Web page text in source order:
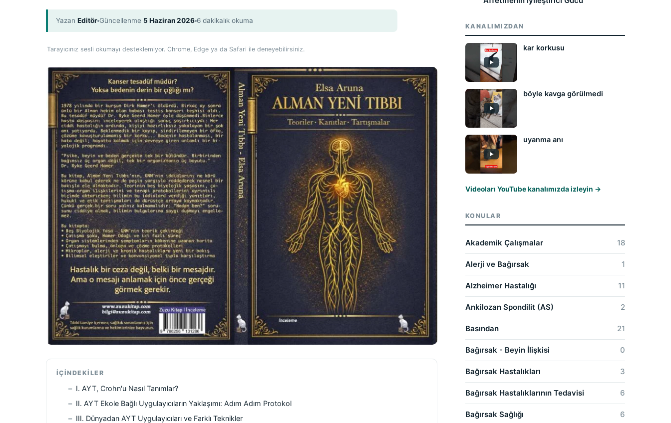
Yazan Editör Güncellenme 5 Haziran 2026 6 dakikalık okuma
Tarayıcınız sesli okumayı desteklemiyor. Chrome, Edge ya da Safari ile deneyebilirsiniz.
İÇINDEKILER
I. AYT, Crohn'u Nasıl Tanımlar?
II. AYT Ekole Bağlı Uygulayıcıların Yaklaşımı: Adım Adım Protokol
III. Dünyadan AYT Uygulayıcıları ve Farklı Teknikler
KANALIMIZDAN
kar korkusu
böyle kavga görülmedi
uyanma anı
Videoları YouTube kanalımızda izleyin →
KONULAR
Akademik Çalışmalar 18
Alerji ve Bağırsak 1
Alzheimer Hastalığı 11
Ankilozan Spondilit (AS) 2
Basından 21
Bağırsak - Beyin İlişkisi 0
Bağırsak Hastalıkları 3
Bağırsak Hastalıklarının Tedavisi 6
Bağırsak Sağlığı 6